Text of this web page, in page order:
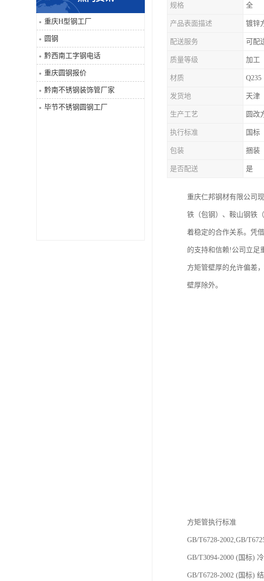
角钢
焊管
工字钢
H型钢
重庆H型钢工厂
圆钢
黔西南工字钢电话
重庆圆钢报价
黔南不锈钢装饰管厂家
毕节不锈钢圆钢工厂
规格 全
产品表面描述 镀锌
配送服务 可配
质量等级 加工
材质 Q235
发货地 天津
生产工艺 圆改
执行标准 国标
包装 捆装
是否配送 是
重庆仁邦钢材有限公司
铁（包钢）、鞍山钢铁
着稳定的合作关系。凭
的支持和信赖!公司立足
方矩管壁厚的允许偏差
壁厚除外。
方矩管执行标准
GB/T6728-2002,GB/
GB/T3094-2000 (国标)
GB/T6728-2002 (国标)